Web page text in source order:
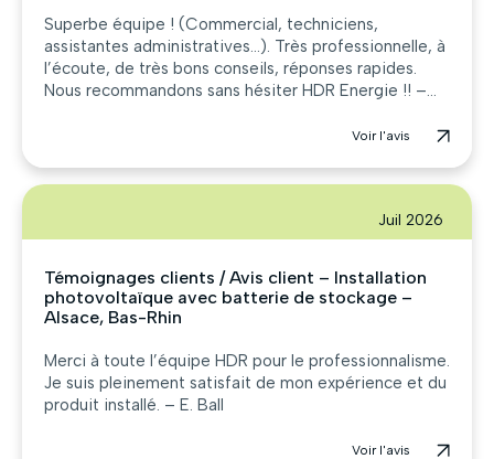
Superbe équipe ! (Commercial, techniciens,
assistantes administratives…). Très professionnelle, à
l’écoute, de très bons conseils, réponses rapides.
Nous recommandons sans hésiter HDR Energie !! –...
Voir l'avis
Juil 2026
Témoignages clients / Avis client – Installation
photovoltaïque avec batterie de stockage –
Alsace, Bas-Rhin
Merci à toute l’équipe HDR pour le professionnalisme.
Je suis pleinement satisfait de mon expérience et du
produit installé. – E. Ball
Voir l'avis